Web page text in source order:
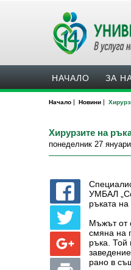
НАЧАЛО ЗА
Начало | Новини |
Хирурзите на
понеделник 27
УМБАЛ
ръката на
Мъжът от
смяна на
ръка. Той
рано в